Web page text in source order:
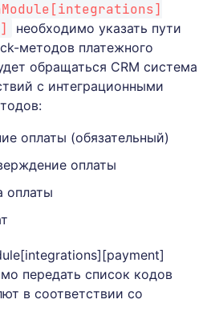
необходимо указать пути
методов платежного
обращаться CRM система
с интеграционными
оплаты (обязательный)
оплаты
оплаты
передать список кодов
в соответствии со